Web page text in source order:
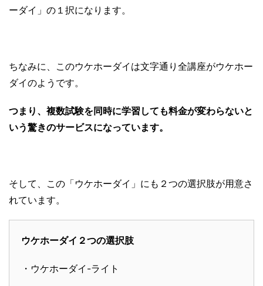
ーダイ」の１択になります。
ちなみに、このウケホーダイは文字通り全講座がウケホー
ダイのようです。
つまり、複数試験を同時に学習しても料金が変わらないと
いう驚きのサービスになっています。
そして、この「ウケホーダイ」にも２つの選択肢が用意さ
れています。
ウケホーダイ２つの選択肢
・ウケホーダイ-ライト